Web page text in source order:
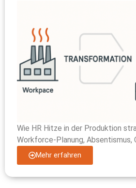
Wie HR Hitze in der Produktion
Workforce-Planung, Absentismus,
Mehr erfahren